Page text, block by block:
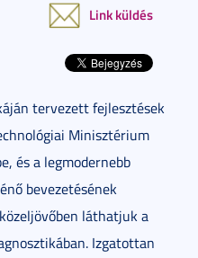
Link küldés
tervezett fejlesztések
Minisztérium
és a legmodernebb
bevezetésének
láthatjuk a
Izgatottan